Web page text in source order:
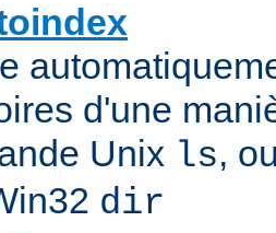
d'une
Unix ls,
dir